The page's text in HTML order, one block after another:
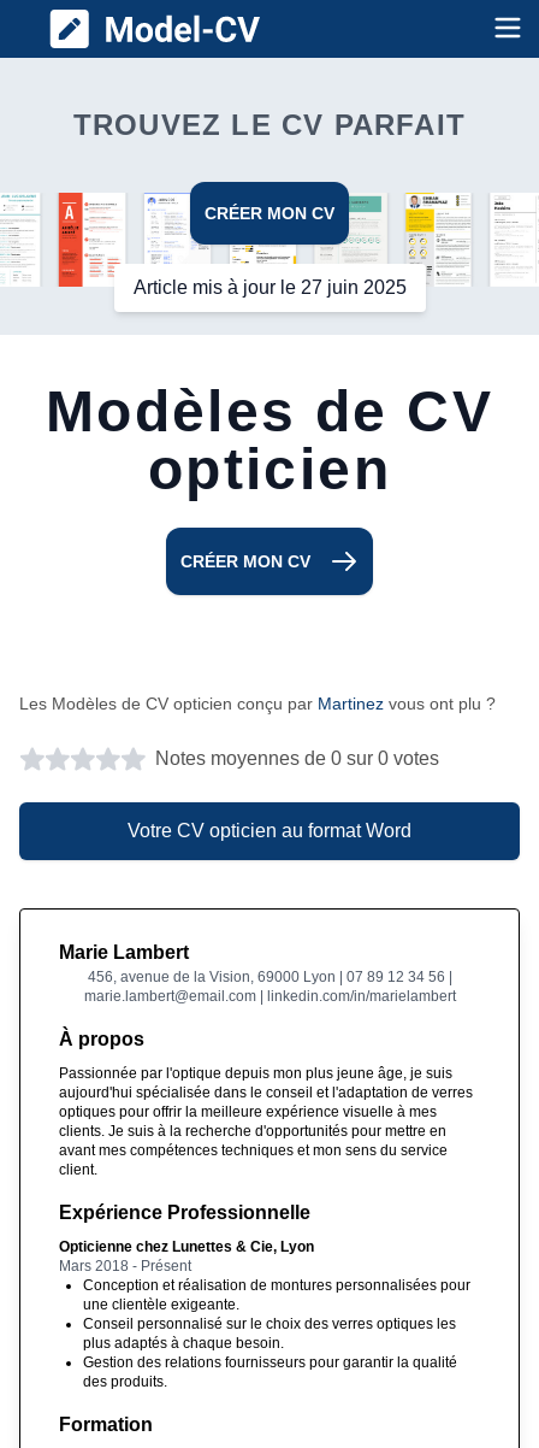
Model CV
TROUVEZ LE CV PARFAIT
CRÉER MON CV
Article mis à jour le 27 juin 2025
Modèles de CV
opticien
CRÉER MON CV
Les Modèles de CV opticien conçu par Martinez vous ont plu ?
Notes moyennes de 0 sur 0 votes
Votre CV opticien au format Word
Marie Lambert
456, avenue de la Vision, 69000 Lyon | 07 89 12 34 56 |
marie.lambert@email.com | linkedin.com/in/marielambert
À propos
Passionnée par l'optique depuis mon plus jeune âge, je suis
aujourd'hui spécialisée dans le conseil et l'adaptation de verres
optiques pour offrir la meilleure expérience visuelle à mes
clients. Je suis à la recherche d'opportunités pour mettre en
avant mes compétences techniques et mon sens du service
client.
Expérience Professionnelle
Opticienne chez Lunettes & Cie, Lyon
Mars 2018 - Présent
Conception et réalisation de montures personnalisées pour
une clientèle exigeante.
Conseil personnalisé sur le choix des verres optiques les
plus adaptés à chaque besoin.
Gestion des relations fournisseurs pour garantir la qualité
des produits.
Formation